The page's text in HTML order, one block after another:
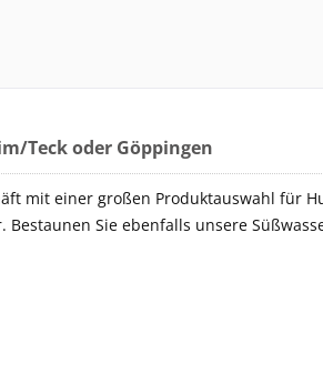
Teck oder Göppingen
mit einer großen Produktauswahl für
Bestaunen Sie ebenfalls unsere
7266991